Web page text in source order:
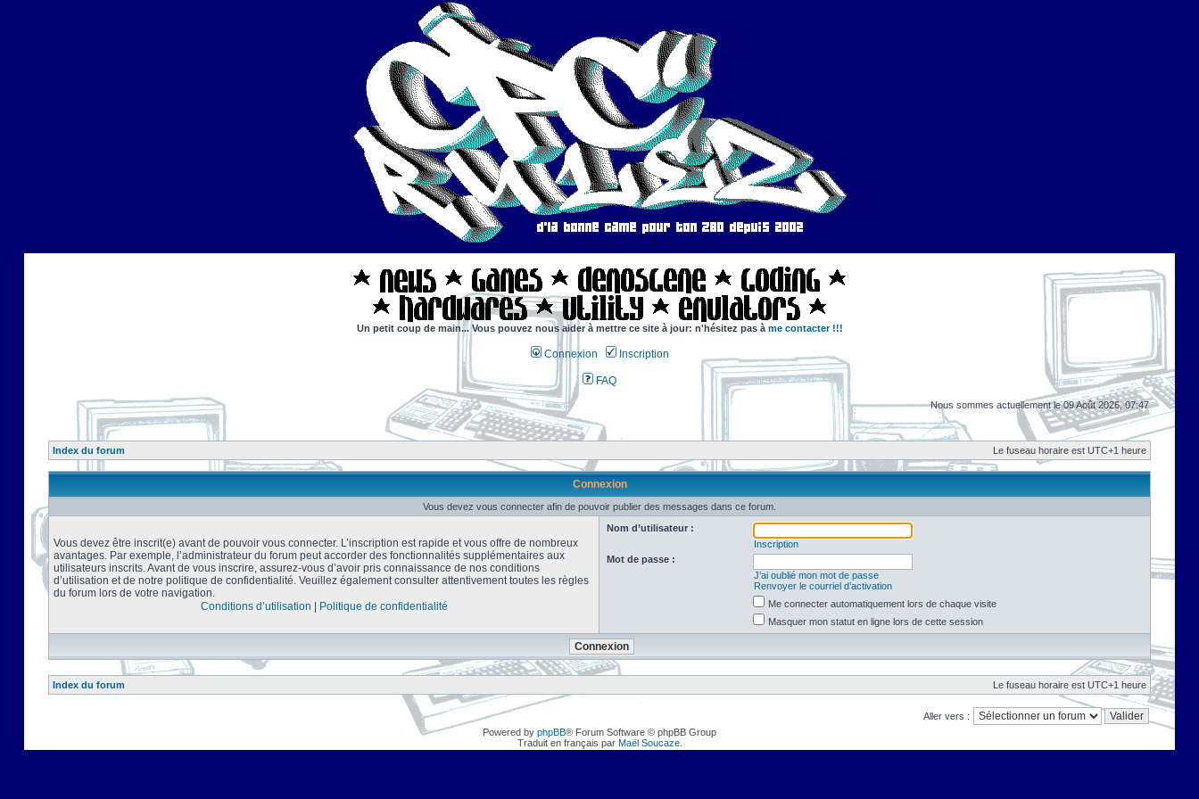
Un petit coup de main... Vous pouvez nous aider à mettre ce site à jour: n'hésitez pas à me contacter !!!
Connexion Inscription
FAQ
Nous sommes actuellement le 09 Août 2026, 07:47
Index du forum Le fuseau horaire est UTC+1 heure
Connexion
Vous devez vous connecter afin de pouvoir publier des messages dans ce forum.
Vous devez être inscrit(e) avant de pouvoir vous connecter. L’inscription est rapide et vous offre de nombreux
avantages. Par exemple, l’administrateur du forum peut accorder des fonctionnalités supplémentaires aux
utilisateurs inscrits. Avant de vous inscrire, assurez-vous d’avoir pris connaissance de nos conditions
d’utilisation et de notre politique de confidentialité. Veuillez également consulter attentivement toutes les règles
du forum lors de votre navigation.
Conditions d’utilisation
Politique de confidentialité
Nom d’utilisateur :
Inscription
Mot de passe :
J’ai oublié mon mot de passe
Renvoyer le courriel d’activation
Me connecter automatiquement lors de chaque visite
Masquer mon statut en ligne lors de cette session
Index du forum Le fuseau horaire est UTC+1 heure
Aller vers :
Powered by phpBB® Forum Software © phpBB Group
Traduit en français par Maël Soucaze.